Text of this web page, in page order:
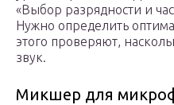
«Выбор разрядности и
Нужно определить
этого проверяют,
звук.
Микшер для